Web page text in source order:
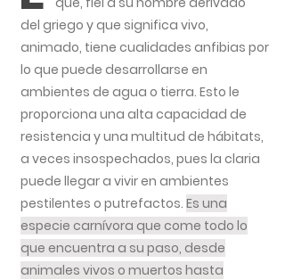
del griego y que significa vivo,
animado, tiene cualidades anfibias por
lo que puede desarrollarse en
ambientes de agua o tierra. Esto le
proporciona una alta capacidad de
resistencia y una multitud de hábitats,
a veces insospechados, pues la claria
puede llegar a vivir en ambientes
pestilentes o putrefactos. Es una
especie carnívora que come todo lo
que encuentra a su paso, desde
animales vivos o muertos hasta